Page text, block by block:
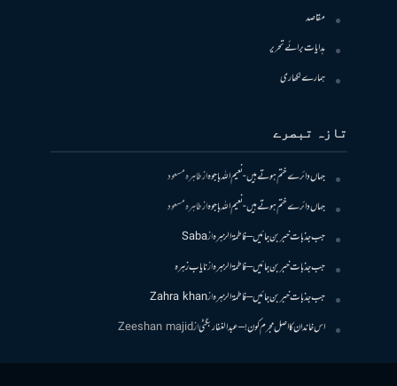
مقاصد
ہدایات برائے تحریر
ہمارے لکھاری
تازہ تبصرے
جہاں دائرے ختم ہوتے ہیں- نعیم اللہ باجوہازطاہرہ مسعود
جہاں دائرے ختم ہوتے ہیں- نعیم اللہ باجوہازطاہرہ مسعود
جب جذبات خبر بن جائیں – فاطمۃالزہرہازSaba
جب جذبات خبر بن جائیں – فاطمۃالزہرہازنایاب زہرہ
جب جذبات خبر بن جائیں – فاطمۃالزہرہازZahra khan
اس خاندان کا اصل مجرم کون! – عبدالغفار بگٹیازZeeshan majid